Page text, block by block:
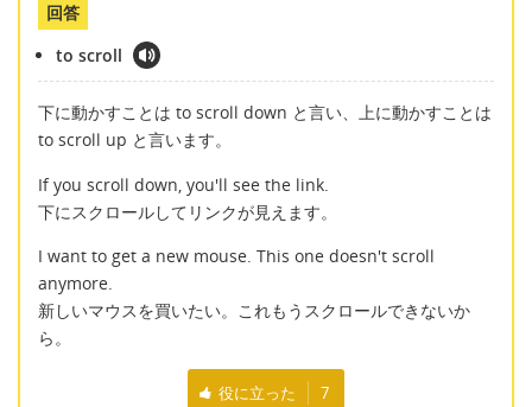
回答
to scroll
下に動かすことは to scroll down と言い、上に動かすことは
to scroll up と言います。
If you scroll down, you'll see the link.
下にスクロールしてリンクが見えます。
I want to get a new mouse. This one doesn't scroll
anymore.
新しいマウスを買いたい。これもうスクロールできないか
ら。
役に立った 7